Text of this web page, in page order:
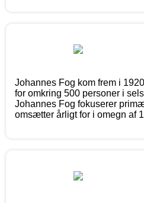
Johannes Fog kom frem i
for omkring 500 personer i
Johannes Fog fokuserer
omsætter årligt for i omegn af